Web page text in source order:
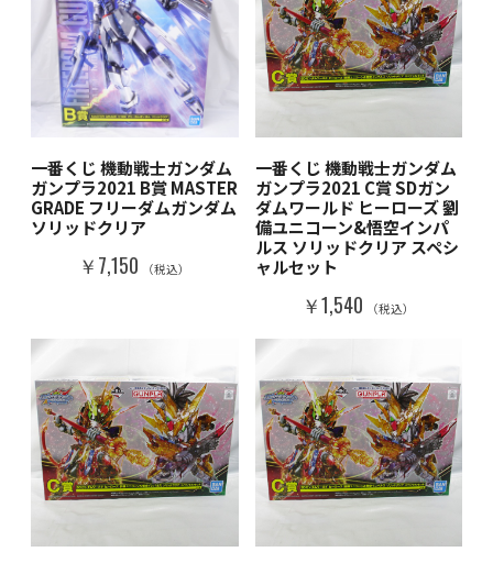
一番くじ 機動戦士ガンダム
ガンプラ2021 B賞 MASTER
GRADE フリーダムガンダム
ソリッドクリア
￥7,150 （税込）
一番くじ 機動戦士ガンダム
ガンプラ2021 C賞 SDガン
ダムワールド ヒーローズ 劉
備ユニコーン&悟空インパ
ルス ソリッドクリア スペシ
ャルセット
￥1,540 （税込）